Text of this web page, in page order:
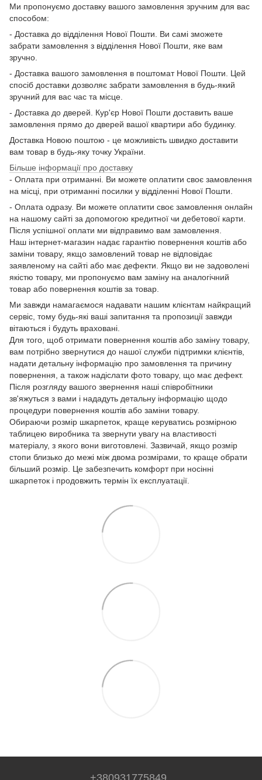
Ми пропонуємо доставку вашого замовлення зручним для вас
способом:
- Доставка до відділення Нової Пошти. Ви самі зможете
забрати замовлення з відділення Нової Пошти, яке вам
зручно.
- Доставка вашого замовлення в поштомат Нової Пошти. Цей
спосіб доставки дозволяє забрати замовлення в будь-який
зручний для вас час та місце.
- Доставка до дверей. Кур'єр Нової Пошти доставить ваше
замовлення прямо до дверей вашої квартири або будинку.
Доставка Новою поштою - це можливість швидко доставити
вам товар в будь-яку точку України.
Більше інформації про доставку
- Оплата при отриманні. Ви можете оплатити своє замовлення
на місці, при отриманні посилки у відділенні Нової Пошти.
- Оплата одразу. Ви можете оплатити своє замовлення онлайн
на нашому сайті за допомогою кредитної чи дебетової карти.
Після успішної оплати ми відправимо вам замовлення.
Наш інтернет-магазин надає гарантію повернення коштів або
заміни товару, якщо замовлений товар не відповідає
заявленому на сайті або має дефекти. Якщо ви не задоволені
якістю товару, ми пропонуємо вам заміну на аналогічний
товар або повернення коштів за товар.
Ми завжди намагаємося надавати нашим клієнтам найкращий
сервіс, тому будь-які ваші запитання та пропозиції завжди
вітаються і будуть враховані.
Для того, щоб отримати повернення коштів або заміну товару,
вам потрібно звернутися до нашої служби підтримки клієнтів,
надати детальну інформацію про замовлення та причину
повернення, а також надіслати фото товару, що має дефект.
Після розгляду вашого звернення наші співробітники
зв'яжуться з вами і нададуть детальну інформацію щодо
процедури повернення коштів або заміни товару.
Обираючи розмір шкарпеток, краще керуватись розмірною
таблицею виробника та звернути увагу на властивості
матеріалу, з якого вони виготовлені. Зазвичай, якщо розмір
стопи близько до межі між двома розмірами, то краще обрати
більший розмір. Це забезпечить комфорт при носінні
шкарпеток і продовжить термін їх експлуатації.
+380931775849